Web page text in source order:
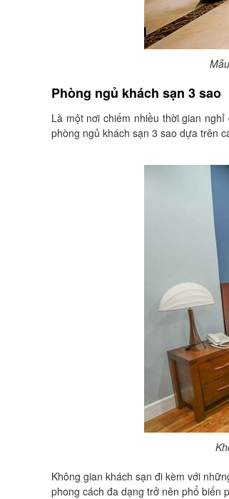
Phòng ngủ khách sạn 3 sao
Là một nơi chiếm nhiều thời gian
phòng ngủ khách sạn 3 sao dựa trên
Không gian khách sạn đi kèm với
phong cách đa dạng trở nên phổ biến